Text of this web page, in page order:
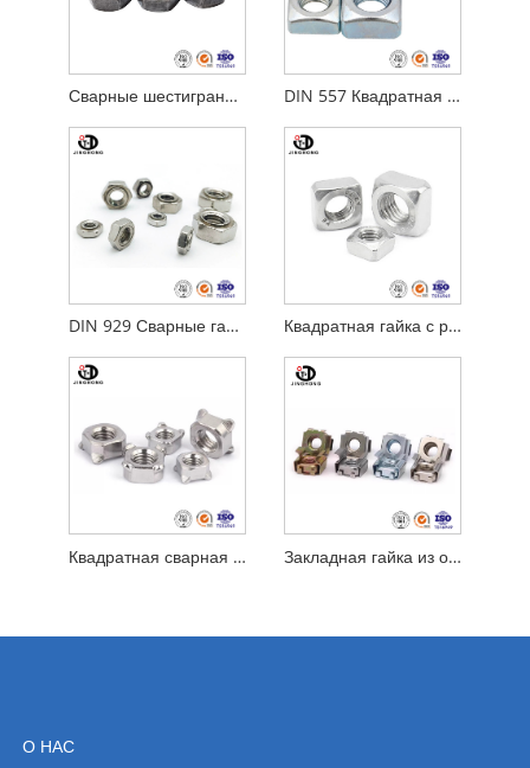
Сварные шестигранные гайки DIN 557 Квадратная гайка
DIN 929 Сварные гайки Квадратная гайка с резьбой
Квадратная сварная гайка Закладная гайка из оцинкованной пружинной стали
О НАС